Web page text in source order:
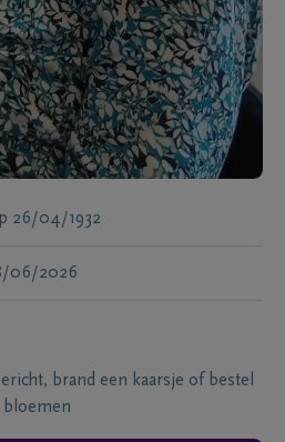
26/04/1932
06/2026
brand een kaarsje of bestel
bloemen